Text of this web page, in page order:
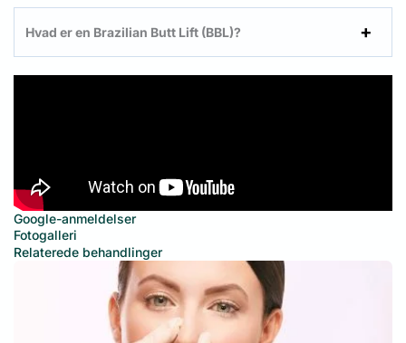
Hvad er en Brazilian Butt Lift (BBL)?
Google-anmeldelser
Fotogalleri
Relaterede behandlinger